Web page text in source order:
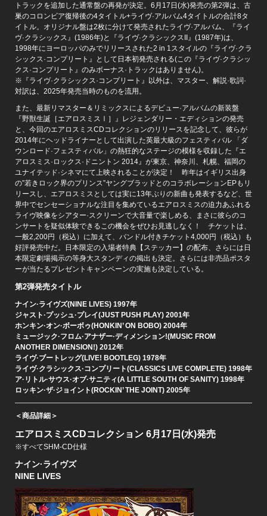
トラックを追加した通常盤の再発が決定。6月17日(水)発売の第2弾は、古
巣のコロンビア復帰後の4タイトル+ライヴ·アルバム4タイトルの合計8タ
イトル。オリジナル盤は2枚に分けて発売されたライヴ·アルバム、『ライ
ヴ·クラシックス』(1986年)と『ライヴ·クラシックスII』(1987年)は、
1998年にヨーロッパのみでリリースされた2 in 1スタイルの『ライヴ·クラ
シックス·コンプリート』として日本初発売される(この『ライヴ·クラシッ
クス·コンプリート』のみボーナス·トラックはありません)。
※『ライヴ·クラシックス·コンプリート』以外は、マスター、解説·歌詞·
対訳は、2025年発売当時のものを流用。
また、最新リマスター＆リミックスによるデビュー·アルバムの新装盤
『野獣生誕［エアロスミスⅠ］』レジェンダリー・エディションの発売
と、今回のエアロスミスCDコレクションのリリースを記念して、彼らが
2014年にヘッドライナーとして出演した英最大級のフェスティバル 「ダ
ウンロード·フェスティバル」の熱狂的なステージの模様を収録した『エ
アロスミス·ロックス·ドニントン 2014』が東京、神奈川、札幌、福岡の
ユナイテッド·シネマにて上映されることが決定！ 昨年はイギリス出身
の”若きロック界のプリンス”ヤングブラッドとのコラボレーションEPもリ
リースし、エアロスミスとしては実に13年ぶりの新曲も発表するなど、世
界中でセンセーショナルな注目を集めているエアロスミスの迫力あふれる
ライヴ映像をシアター·スクリーンで大音量で楽しめる、まさに彼らのコ
ンサートを疑似体験できるこの機会をぜひお見逃しなく！ チケットは、
一般2,200円（税込）に加えて、バンドル付きチケット4,000円（税込）も
好評発売中だ。日本限定の入場者特典【ステッカー】の配布、さらには日
本限定劇場掲示の等身大スタンディの掲出も決定。さらには非売品ポスタ
ーが当たるプレゼントキャンペーンの実施も決定している。
第2弾発売タイトル
ナイン·ライヴズ(NINE LIVES) 1997年
ジャスト·プッシュ·プレイ(JUST PUSH PLAY) 2001年
ホンキン·オン·ボーボゥ(HONKIN’ ON BOBO) 2004年
ミュージック·フロム·アナザー·ディメンション!(MUSIC FROM
ANOTHER DIMENSION!) 2012年
ライヴ·ブートレッグ(LIVE! BOOTLEG) 1978年
ライヴ·クラシックス·コンプリート(CLASSICS LIVE COMPLETE) 1998年
ア·リトル·サウス·オブ·サニティ(A LITTLE SOUTH OF SANITY) 1998年
ロッキン·ザ·ジョイント(ROCKIN’ THE JOINT) 2005年
＜商品詳細＞
エアロスミスCDコレクション 6月17日(水)発売
※すべてSHM-CD仕様
ナイン·ライヴズ
NINE LIVES